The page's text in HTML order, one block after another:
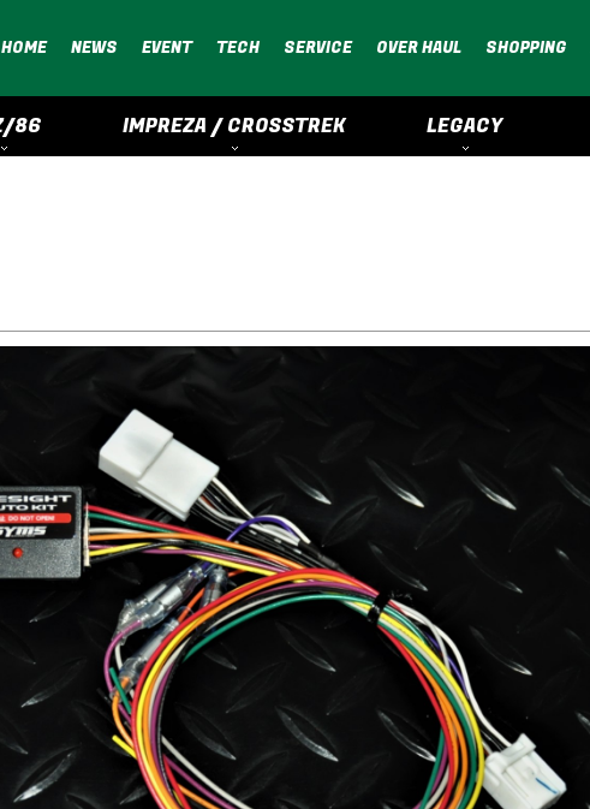
86 IMPREZA / CROSSTREK LEGACY
HOME NEWS EVENT TECH SERVICE OVER HAUL SHOPPING